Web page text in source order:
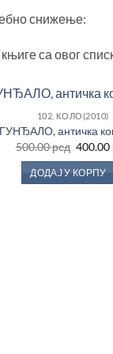
снижење:
са овог
102. КОЛО(2010)
ГУНЂАЛО, античка
500.00рсд
је
била:
400.00
ДОДАЈ У КОРПУ